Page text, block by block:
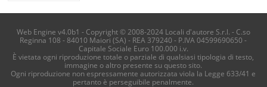
Web Engine v4.0b1 - Copyright © 2008-2024 Locali d'autore S.r.l. - C.so
Reginna 108 - 84010 Maiori (SA) - REA 379240 - P.IVA 04599690650 -
Capitale Sociale Euro 100.000 i.v.
È vietata ogni riproduzione totale o parziale di qualsiasi tipologia di testo,
immagine o altro presente su questo sito.
Ogni riproduzione non espressamente autorizzata viola la Legge 633/41 e
pertanto è perseguibile penalmente.